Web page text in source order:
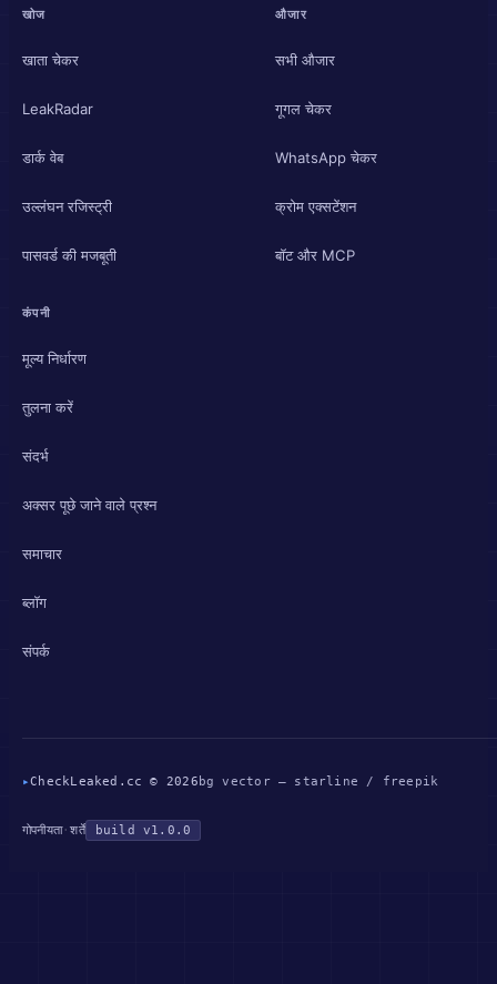
खोज
खाता चेकर
LeakRadar
डार्क वेब
उल्लंघन रजिस्ट्री
पासवर्ड की मजबूती
औजार
सभी औजार
गूगल चेकर
WhatsApp चेकर
क्रोम एक्सटेंशन
बॉट और MCP
कंपनी
मूल्य निर्धारण
तुलना करें
संदर्भ
अक्सर पूछे जाने वाले प्रश्न
समाचार
ब्लॉग
संपर्क
▸CheckLeaked.cc © 2026 bg vector — starline / freepik
गोपनीयता·शर्तें build v1.0.0